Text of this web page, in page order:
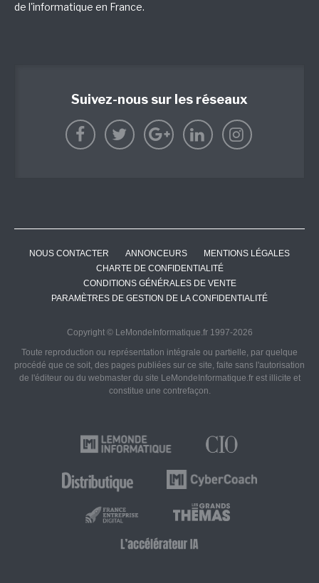
de l'informatique en France.
Suivez-nous sur les réseaux
NOUS CONTACTER ANNONCEURS
MENTIONS LÉGALES
CHARTE DE CONFIDENTIALITÉ
CONDITIONS GÉNÉRALES DE VENTE
PARAMÈTRES DE GESTION DE LA CONFIDENTIALITÉ
Copyright © LeMondeInformatique.fr 1997-2026
Toute reproduction ou représentation intégrale ou partielle, par quelque
procédé que ce soit, des pages publiées sur ce site, faite sans l'autorisation
de l'éditeur ou du webmaster du site LeMondeInformatique.fr est illicite et
constitue une contrefaçon.